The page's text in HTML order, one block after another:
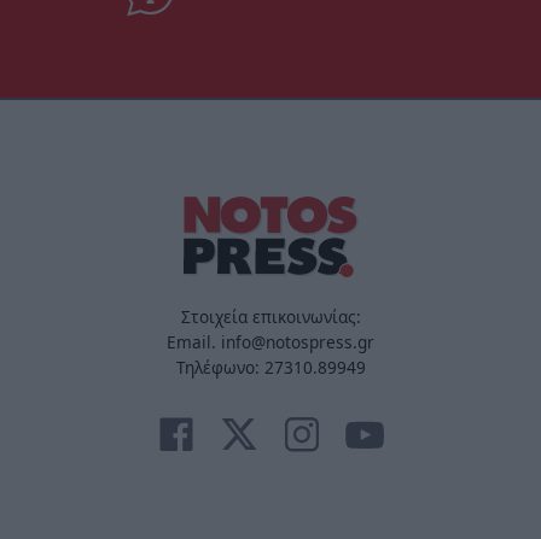
Στοιχεία επικοινωνίας:
Email. info@notospress.gr
Τηλέφωνο: 27310.89949